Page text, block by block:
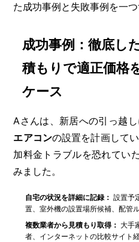
た成功事例と失敗事例を一つ
成功事例：徹底し
積もりで適正価格
ケース
Aさんは、新居への引っ越
エアコンの設置を計画して
加料金トラブルを恐れてい
みました。
自宅の状況を詳細に記録： 設置予
置、室外機の設置場所候補、配管
複数業者から見積もり取得： 大手
者、インターネットの比較サイト